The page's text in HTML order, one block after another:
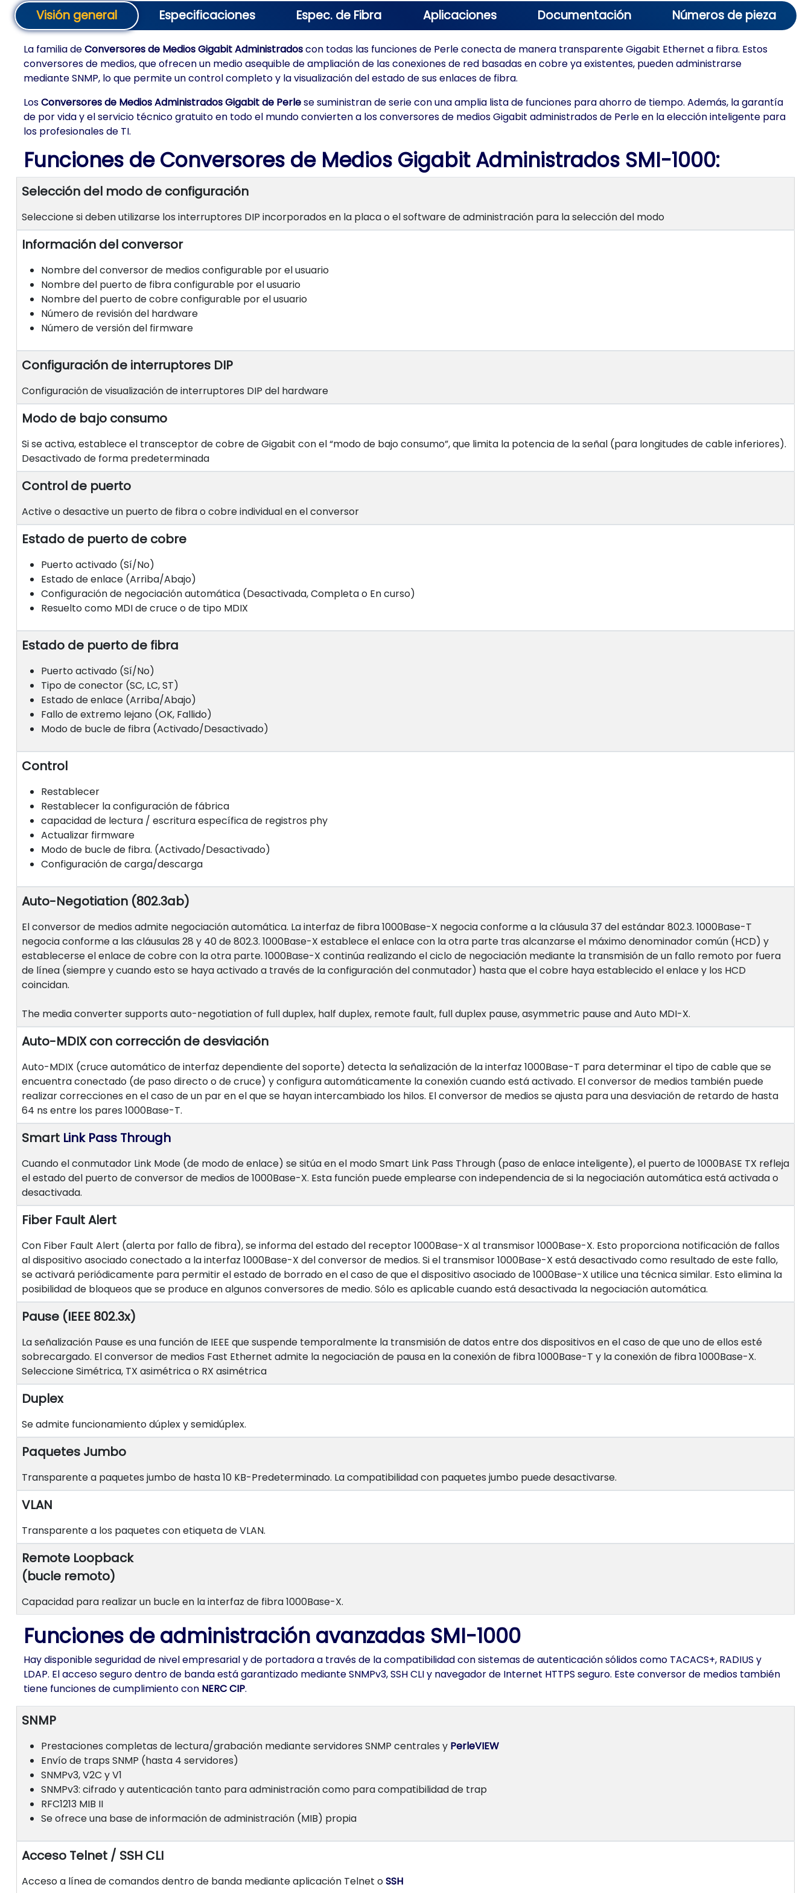
Visión general Especificaciones Espec. de Fibra Aplicaciones Documentación Números de pieza
La familia deConversores de Medios Gigabit Administradoscon todas las funciones de Perle conecta de manera transparente Gigabit Ethernet a fibra. Estos
conversores de medios, que ofrecen un medio asequible de ampliación de las conexiones de red basadas en cobre ya existentes, pueden administrarse
mediante SNMP, lo que permite un control completo y la visualización del estado de sus enlaces de fibra.
LosConversores de Medios Administrados Gigabit de Perlese suministran de serie con una amplia lista de funciones para ahorro de tiempo. Además, la garantía
de por vida y el servicio técnico gratuito en todo el mundo convierten a los conversores de medios Gigabit administrados de Perle en la elección inteligente para
los profesionales de TI.
Funciones de Conversores de Medios Gigabit Administrados SMI-1000:
Selección del modo de configuración
Seleccione si deben utilizarse los interruptores DIP incorporados en la placa o el software de administración para la selección del modo
Información del conversor
Nombre del conversor de medios configurable por el usuario
Nombre del puerto de fibra configurable por el usuario
Nombre del puerto de cobre configurable por el usuario
Número de revisión del hardware
Número de versión del firmware
Configuración de interruptores DIP
Configuración de visualización de interruptores DIP del hardware
Modo de bajo consumo
Si se activa, establece el transceptor de cobre de Gigabit con el “modo de bajo consumo”, que limita la potencia de la señal (para longitudes de cable inferiores).
Desactivado de forma predeterminada
Control de puerto
Active o desactive un puerto de fibra o cobre individual en el conversor
Estado de puerto de cobre
Puerto activado (Sí/No)
Estado de enlace (Arriba/Abajo)
Configuración de negociación automática (Desactivada, Completa o En curso)
Resuelto como MDI de cruce o de tipo MDIX
Estado de puerto de fibra
Puerto activado (Sí/No)
Tipo de conector (SC, LC, ST)
Estado de enlace (Arriba/Abajo)
Fallo de extremo lejano (OK, Fallido)
Modo de bucle de fibra (Activado/Desactivado)
Control
Restablecer
Restablecer la configuración de fábrica
capacidad de lectura / escritura específica de registros phy
Actualizar firmware
Modo de bucle de fibra. (Activado/Desactivado)
Configuración de carga/descarga
Auto-Negotiation (802.3ab)
El conversor de medios admite negociación automática. La interfaz de fibra 1000Base-X negocia conforme a la cláusula 37 del estándar 802.3. 1000Base-T
negocia conforme a las cláusulas 28 y 40 de 802.3. 1000Base-X establece el enlace con la otra parte tras alcanzarse el máximo denominador común (HCD) y
establecerse el enlace de cobre con la otra parte. 1000Base-X continúa realizando el ciclo de negociación mediante la transmisión de un fallo remoto por fuera
de línea (siempre y cuando esto se haya activado a través de la configuración del conmutador) hasta que el cobre haya establecido el enlace y los HCD
coincidan.
The media converter supports auto-negotiation of full duplex, half duplex, remote fault, full duplex pause, asymmetric pause and Auto MDI-X.
Auto-MDIX con corrección de desviación
Auto-MDIX (cruce automático de interfaz dependiente del soporte) detecta la señalización de la interfaz 1000Base-T para determinar el tipo de cable que se
encuentra conectado (de paso directo o de cruce) y configura automáticamente la conexión cuando está activado. El conversor de medios también puede
realizar correcciones en el caso de un par en el que se hayan intercambiado los hilos. El conversor de medios se ajusta para una desviación de retardo de hasta
64 ns entre los pares 1000Base-T.
Smart Link Pass Through
Cuando el conmutador Link Mode (de modo de enlace) se sitúa en el modo Smart Link Pass Through (paso de enlace inteligente), el puerto de 1000BASE TX refleja
el estado del puerto de conversor de medios de 1000Base-X. Esta función puede emplearse con independencia de si la negociación automática está activada o
desactivada.
Fiber Fault Alert
Con Fiber Fault Alert (alerta por fallo de fibra), se informa del estado del receptor 1000Base-X al transmisor 1000Base-X. Esto proporciona notificación de fallos
al dispositivo asociado conectado a la interfaz 1000Base-X del conversor de medios. Si el transmisor 1000Base-X está desactivado como resultado de este fallo,
se activará periódicamente para permitir el estado de borrado en el caso de que el dispositivo asociado de 1000Base-X utilice una técnica similar. Esto elimina la
posibilidad de bloqueos que se produce en algunos conversores de medio. Sólo es aplicable cuando está desactivada la negociación automática.
Pause (IEEE 802.3x)
La señalización Pause es una función de IEEE que suspende temporalmente la transmisión de datos entre dos dispositivos en el caso de que uno de ellos esté
sobrecargado. El conversor de medios Fast Ethernet admite la negociación de pausa en la conexión de fibra 1000Base-T y la conexión de fibra 1000Base-X.
Seleccione Simétrica, TX asimétrica o RX asimétrica
Duplex
Se admite funcionamiento dúplex y semidúplex.
Paquetes Jumbo
Transparente a paquetes jumbo de hasta 10 KB-Predeterminado. La compatibilidad con paquetes jumbo puede desactivarse.
VLAN
Transparente a los paquetes con etiqueta de VLAN.
Remote Loopback
(bucle remoto)
Capacidad para realizar un bucle en la interfaz de fibra 1000Base-X.
Funciones de administración avanzadas SMI-1000
Hay disponible seguridad de nivel empresarial y de portadora a través de la compatibilidad con sistemas de autenticación sólidos como TACACS+, RADIUS y
LDAP. El acceso seguro dentro de banda está garantizado mediante SNMPv3, SSH CLI y navegador de Internet HTTPS seguro. Este conversor de medios también
tiene funciones de cumplimiento con NERC CIP.
SNMP
Prestaciones completas de lectura/grabación mediante servidores SNMP centrales y PerleVIEW
Envío de traps SNMP (hasta 4 servidores)
SNMPv3, V2C y V1
SNMPv3: cifrado y autenticación tanto para administración como para compatibilidad de trap
RFC1213 MIB II
Se ofrece una base de información de administración (MIB) propia
Acceso Telnet / SSH CLI
Acceso a línea de comandos dentro de banda mediante aplicación Telnet oSSH